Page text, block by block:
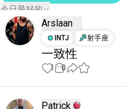
今日最好的
Arslaan
INTJ
射手座
一致性
1 0
Patrick